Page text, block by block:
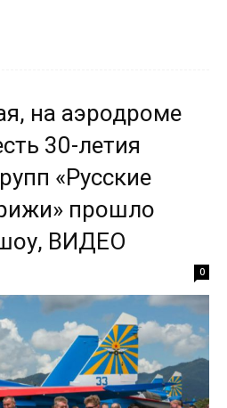
на аэродроме
30-летия
«Русские
прошло
ВИДЕО
0